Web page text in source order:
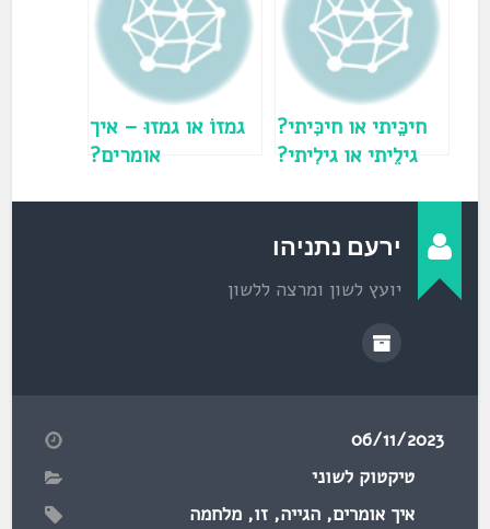
ב
ח
ל
ו
ד
ש
)
חיכֵּיתי או חיכִּיתי?
גילֵיתי או גילִיתי?
גמזוֹ או גמזוּ – איך
אומרים?
ירעם נתניהו
יועץ לשון ומרצה ללשון
06/11/2023
טיקטוק לשוני
איך אומרים,הגייה,זו,מלחמה